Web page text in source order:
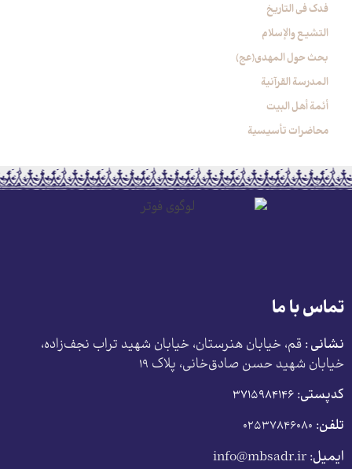
فدک فی التاریخ
التشیع والإسلام
بحث حول المهدي(عج)
المدرسة القرآنیة
أئمة أهل البیت
محاضرات تأسیسیة
تماس با ما
نشانی : قم، خیابان هنرستان، خیابان شهید تراب نجف‌زاده،
خیابان شهید حسن صادق‌خانی، پلاک ١٩
کدپستی:
تلفن: ۰۲۵۳۷۸۴۶۰۸۰
ایمیل: info@mbsadr.ir